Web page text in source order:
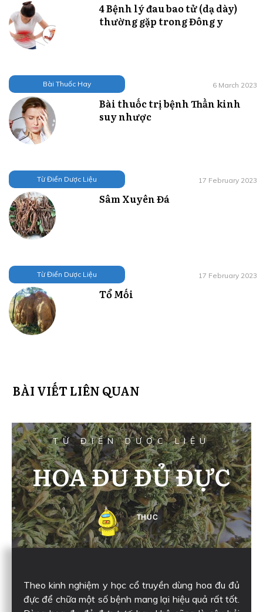
4 Bệnh lý đau bao tử (dạ dày)
thường gặp trong Đông y
Bài Thuốc Hay 6 March 2023
Bài thuốc trị bệnh Thần kinh
suy nhược
Từ Điển Dược Liệu 17 February 2023
Sâm Xuyên Đá
Từ Điển Dược Liệu 17 February 2023
Tổ Mối
BÀI VIẾT LIÊN QUAN
TỪ ĐIỂN DƯỢC LIỆU
HOA ĐU ĐỦ ĐỰC
THUC
Theo kinh nghiệm y học cổ truyền dùng hoa đu đủ
đực để chữa một số bệnh mang lại hiệu quả rất tốt.